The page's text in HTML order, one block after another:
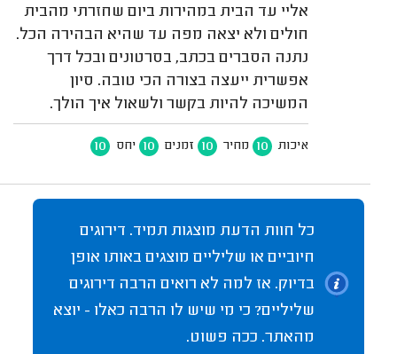
אליי עד הבית במהירות ביום שחזרתי מהבית
חולים ולא יצאה מפה עד שהיא הבהירה הכל.
נתנה הסברים בכתב, בסרטונים ובכל דרך
אפשרית ייעצה בצורה הכי טובה. סיון
המשיכה להיות בקשר ולשאול איך הולך.
איכות 10 מחיר 10 זמנים 10 יחס 10
כל חוות הדעת מוצגות תמיד. דירוגים
חיוביים או שליליים מוצגים באותו אופן
בדיוק. אז למה לא רואים הרבה דירוגים
שליליים? כי מי שיש לו הרבה כאלו - יוצא
מהאתר. ככה פשוט.